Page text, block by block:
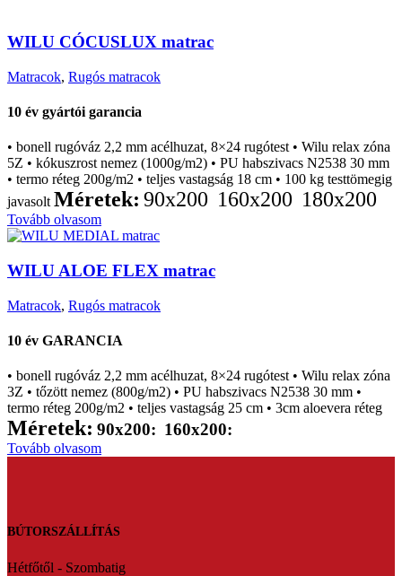
WILU CÓCUSLUX matrac
Matracok, Rugós matracok
10 év gyártói garancia
• bonell rugóváz 2,2 mm acélhuzat, 8×24 rugótest • Wilu relax zóna
5Z • kókuszrost nemez (1000g/m2) • PU habszivacs N2538 30 mm
• termo réteg 200g/m2 • teljes vastagság 18 cm • 100 kg testtömegig
javasoltMéretek: 90x200 160x200 180x200
Tovább olvasom
WILU ALOE FLEX matrac
Matracok, Rugós matracok
10 év GARANCIA
• bonell rugóváz 2,2 mm acélhuzat, 8×24 rugótest • Wilu relax zóna
3Z • tőzött nemez (800g/m2) • PU habszivacs N2538 30 mm •
termo réteg 200g/m2 • teljes vastagság 25 cm • 3cm aloevera réteg
Méretek: 90x200: 160x200:
Tovább olvasom
BÚTORSZÁLLÍTÁS
Hétfőtől - Szombatig